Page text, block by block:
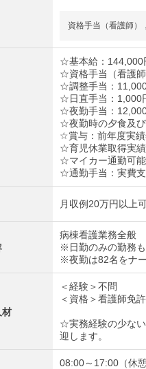
資格手当（看護師）
☆基本給：144,000
☆資格手当（看護
☆調整手当：
☆日直手当：1,000
☆夜勤手当：
☆夜勤時の夕食及び
☆賞与：前年度実績
☆育児休業取得実績
☆マイカー通勤可能
☆通勤手当：実費支
月収例20万円以上
病棟看護業務全般
※日勤のみの勤務
※夜勤は82名をナ
材
＜経験＞不問
＜資格＞看護師免許
☆実務経験の少な
迎します。
08:00～17:00（休憩